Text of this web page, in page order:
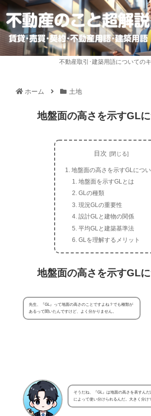
不動産取引･建築用語についての
ホーム 土地
地盤面の高さを示すGL
目次
地盤面の高さを示すGLにつ
地盤面を示すGLとは
GLの種類
現況GLの重要性
設計GLと建物の関係
平均GLと建築基準法
GLを理解するメリット
地盤面の高さを示すGL
先生、『GL』って地面の高さのことですよね？でも種類が
あるって聞いたんですけど、よく分かりません。
そうだね、『GL』は地面の高さを表すん
によって使い分けられるんだ。大きく分け